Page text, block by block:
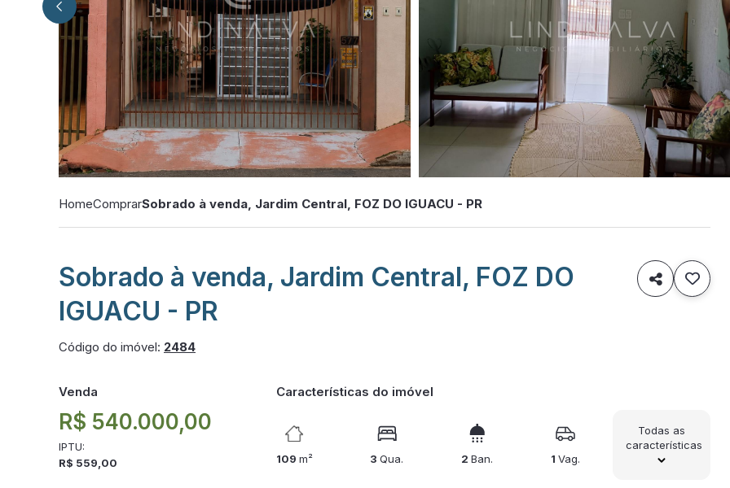
HomeComprarSobrado à venda, Jardim Central, FOZ DO IGUACU - PR
Sobrado à venda, Jardim Central, FOZ DO
IGUACU - PR

Código do imóvel: 2484
Venda
R$ 540.000,00
IPTU:
R$ 559,00
Características do imóvel
109 m² 3Qua. 2Ban. 1 Vag.
Todas as
características